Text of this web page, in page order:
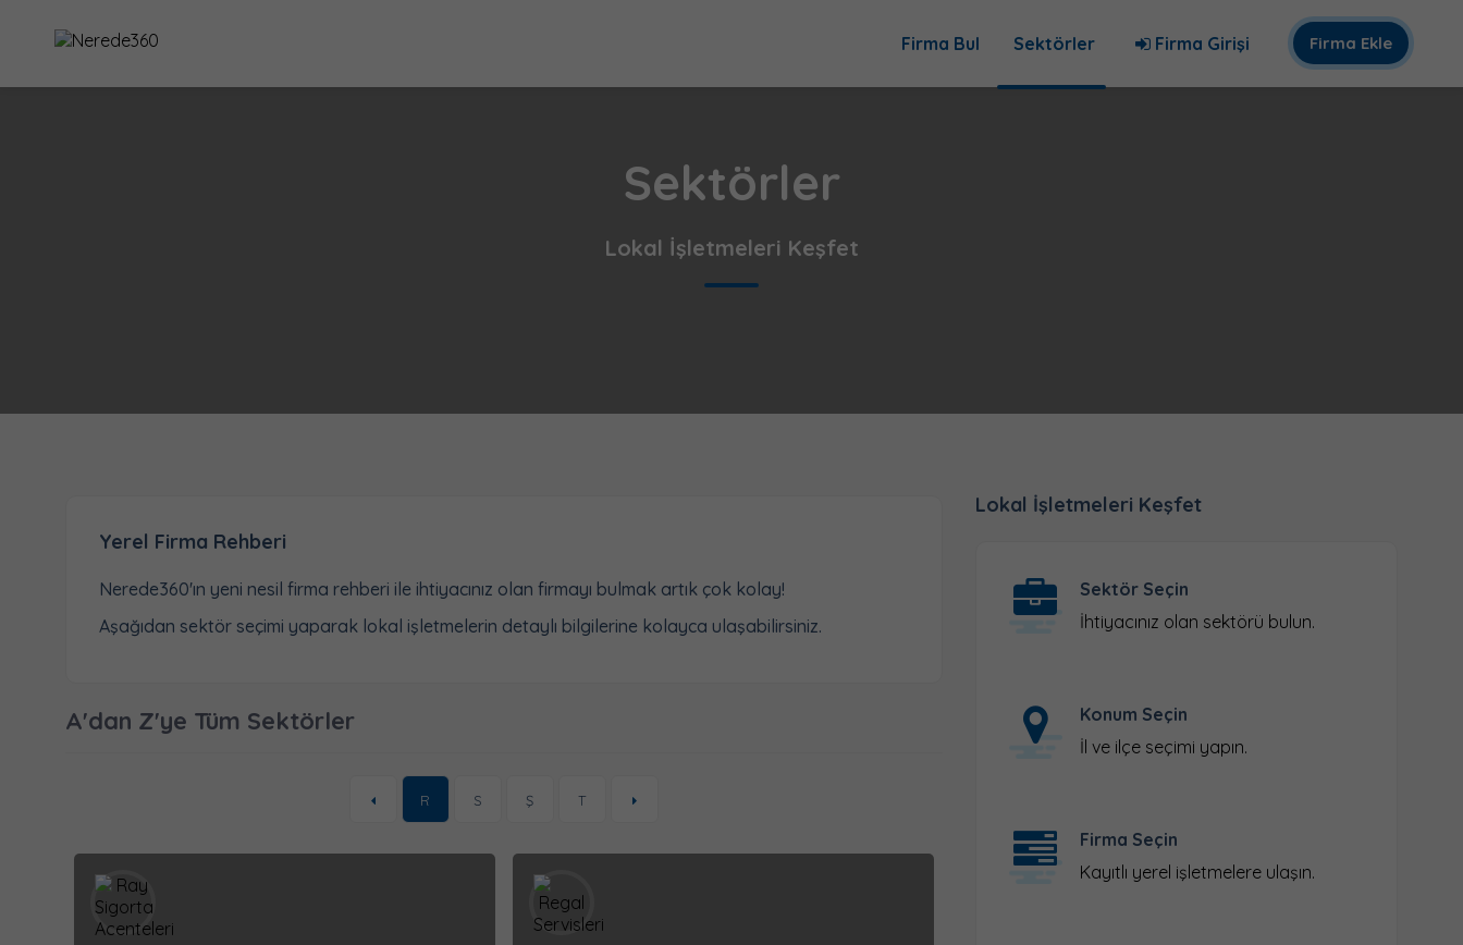
Firma Ekle
Firma Bul Sektörler Firma Girişi
Sektörler
Lokal İşletmeleri Keşfet
Yerel Firma Rehberi
Nerede360'ın yeni nesil firma rehberi ile ihtiyacınız olan firmayı bulmak artık çok kolay!
Aşağıdan sektör seçimi yaparak lokal işletmelerin detaylı bilgilerine kolayca ulaşabilirsiniz.
A'dan Z'ye Tüm Sektörler
R S Ş T
Lokal İşletmeleri Keşfet
Sektör Seçin
İhtiyacınız olan sektörü bulun.
Konum Seçin
İl ve ilçe seçimi yapın.
Firma Seçin
Kayıtlı yerel işletmelere ulaşın.